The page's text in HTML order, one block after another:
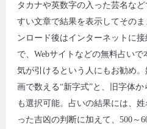
タカナや英数字の入った芸名な
すい文章で結果を表示してその
ンロード後はインターネットに
で、Webサイトなどの無料占い
気が引けるという人にもお勧め
画で数える“新字式”と、旧字体
も選択可能。占いの結果には、
った吉凶の判断に加えて、500～